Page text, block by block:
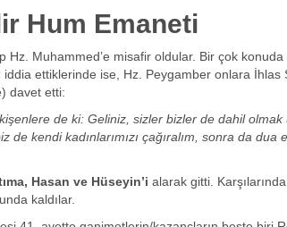
Hum Emaneti
Hz. Muhammed’e misafir oldular. Bir çok
ettiklerinde ise, Hz. Peygamber onlara İhlas
davet etti:
de ki: Geliniz, sizler bizler de dahil olmak
de kendi kadınlarımızı çağıralım, sonra da dua
Hasan ve Hüseyin’i alarak gitti.
kaldılar.